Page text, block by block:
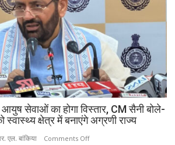
सेवाओं का होगा विस्तार, CM सैनी बोले-
स्वास्थ्य क्षेत्र में बनाएंगे अग्रणी राज्य
एल. बांकिया Comments Offon